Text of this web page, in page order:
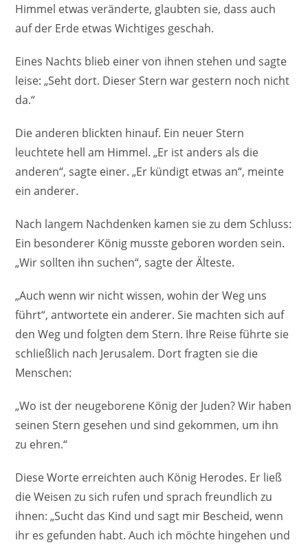
Himmel etwas veränderte, glaubten sie, dass auch
auf der Erde etwas Wichtiges geschah.
Eines Nachts blieb einer von ihnen stehen und sagte
leise: „Seht dort. Dieser Stern war gestern noch nicht
da.“
Die anderen blickten hinauf. Ein neuer Stern
leuchtete hell am Himmel. „Er ist anders als die
anderen“, sagte einer. „Er kündigt etwas an“, meinte
ein anderer.
Nach langem Nachdenken kamen sie zu dem Schluss:
Ein besonderer König musste geboren worden sein.
„Wir sollten ihn suchen“, sagte der Älteste.
„Auch wenn wir nicht wissen, wohin der Weg uns
führt“, antwortete ein anderer. Sie machten sich auf
den Weg und folgten dem Stern. Ihre Reise führte sie
schließlich nach Jerusalem. Dort fragten sie die
Menschen:
„Wo ist der neugeborene König der Juden? Wir haben
seinen Stern gesehen und sind gekommen, um ihn
zu ehren.“
Diese Worte erreichten auch König Herodes. Er ließ
die Weisen zu sich rufen und sprach freundlich zu
ihnen: „Sucht das Kind und sagt mir Bescheid, wenn
ihr es gefunden habt. Auch ich möchte hingehen und